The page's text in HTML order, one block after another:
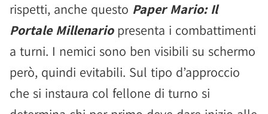
rispetti, anche questo Paper Mario: Il
Portale Millenariopresenta i combattimenti
a turni. I nemici sono ben visibili su schermo
però, quindi evitabili. Sul tipo d’approccio
che si instaura col fellone di turno si